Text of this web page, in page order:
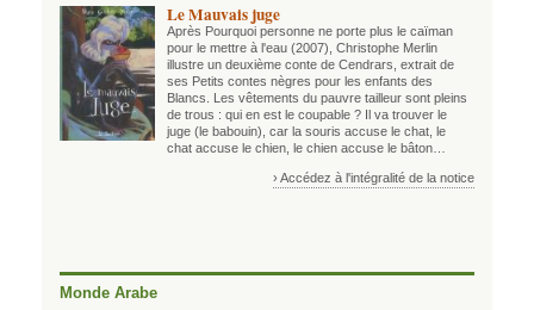
Le Mauvais juge
Après Pourquoi personne ne porte plus le caïman
pour le mettre à l'eau (2007), Christophe Merlin
illustre un deuxième conte de Cendrars, extrait de
ses Petits contes nègres pour les enfants des
Blancs. Les vêtements du pauvre tailleur sont pleins
de trous : qui en est le coupable ? Il va trouver le
juge (le babouin), car la souris accuse le chat, le
chat accuse le chien, le chien accuse le bâton…
› Accédez à l'intégralité de la notice
Monde Arabe